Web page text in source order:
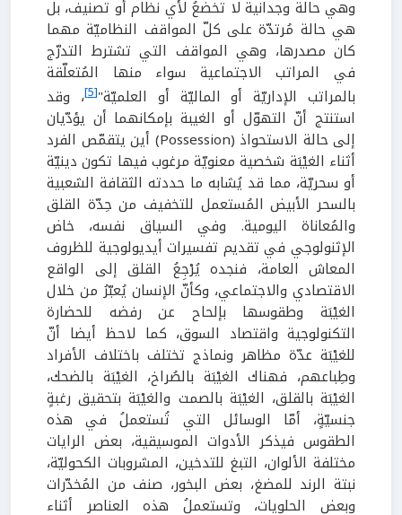
وهي حالة وجدانية لا تخضعُ لأي نظام أو تصنيف، بل
هي حالة مُرتدّة على كلّ المواقف النظاميّة مهما
كان مصدرها، وهي المواقف التي تشترط التدرّج
في المراتب الاجتماعية سواء منها المُتعلّقة
بالمراتب الإداريّة أو الماليّة أو العلميّة"[5] ، وقد
استنتج أنّ التهوّل أو الغيبة بإمكانهما أن يؤدّيان
إلى حالة الاستحواذ (Possession) أين يتقمّص الفرد
أثناء الغيْبَة شخصية معنويّة مرغوب فيها تكون دينيّة
أو سحريّة، مما قد يُشابه ما حددته الثقافة الشعبية
بالسحر الأبيض المُستعمل للتخفيف من حِدّة القلق
والمُعاناة اليومية. وفي السياق نفسه، خاض
الإثنولوجي في تقديم تفسيرات أيديولوجية للظروف
المعاش العامة، فنجده يُرْجِعُ القلق إلى الواقع
الاقتصادي والاجتماعي، وكأنّ الإنسان يُعبّرُ من خلال
الغيْبَة وطقوسها بإلحاح عن رفضه للحضارة
التكنولوجية واقتصاد السوق، كما لاحظ أيضا أنّ
للغيْبَة عدّة مظاهر ونماذج تختلف باختلاف الأفراد
وطِباعهم، فهناك الغيْبَة بالصُراخ، الغيْبَة بالضحك،
الغيْبَة بالقلق، الغيْبَة بالصمت والغيْبَة بتحقيق رغبةٍ
جنسيّةٍ، أمّا الوسائل التي تُستعملُ في هذه
الطقوس فيذكر الأدوات الموسيقية، بعض الرايات
مختلفة الألوان، التبغ للتدخين، المشروبات الكحوليّة،
نبتة الرند للمضغ، بعض البخور، صنف من المُخدّرات
وبعض الحلويات، وتستعملُ هذه العناصر أثناء